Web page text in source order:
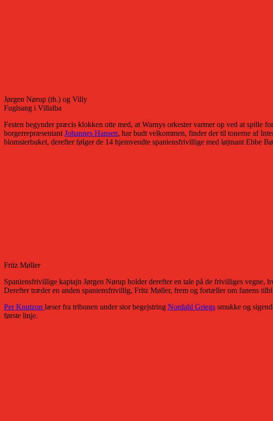
Jørgen Nørup (th.) og Villy
Fuglsang i Villalba
Festen begynder præcis klokken otte med, at Warnys orkester varmer op ved at spille
borgerrepræsentant Johannes Hansen, har budt velkommen, finder der til tonerne af
blomsterbuket, derefter følger de 14 hjemvendte spaniensfrivillige med løjtnant Ebbe
Fritz Møller
Spaniensfrivillige kaptajn Jørgen Nørup holder derefter en tale på de frivilliges vegne,
Derefter træder en anden spaniensfrivillig, Fritz Møller, frem og fortæller om fanens
Per Knutzon læser fra tribunen under stor begejstring Nordahl Griegs smukke og
første linje.